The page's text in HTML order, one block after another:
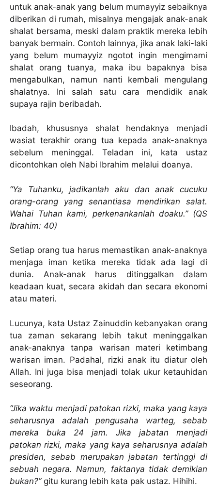
untuk anak-anak yang belum mumayyiz sebaiknya
diberikan di rumah, misalnya mengajak anak-anak
shalat bersama, meski dalam praktik mereka lebih
banyak bermain. Contoh lainnya, jika anak laki-laki
yang belum mumayyiz ngotot ingin mengimami
shalat orang tuanya, maka ibu bapaknya bisa
mengabulkan, namun nanti kembali mengulang
shalatnya. Ini salah satu cara mendidik anak
supaya rajin beribadah.
Ibadah, khususnya shalat hendaknya menjadi
wasiat terakhir orang tua kepada anak-anaknya
sebelum meninggal. Teladan ini, kata ustaz
dicontohkan oleh Nabi Ibrahim melalui doanya.
“Ya Tuhanku, jadikanlah aku dan anak cucuku
orang-orang yang senantiasa mendirikan salat.
Wahai Tuhan kami, perkenankanlah doaku.” (QS
Ibrahim: 40)
Setiap orang tua harus memastikan anak-anaknya
menjaga iman ketika mereka tidak ada lagi di
dunia. Anak-anak harus ditinggalkan dalam
keadaan kuat, secara akidah dan secara ekonomi
atau materi.
Lucunya, kata Ustaz Zainuddin kebanyakan orang
tua zaman sekarang lebih takut meninggalkan
anak-anaknya tanpa warisan materi ketimbang
warisan iman. Padahal, rizki anak itu diatur oleh
Allah. Ini juga bisa menjadi tolak ukur ketauhidan
seseorang.
“Jika waktu menjadi patokan rizki, maka yang kaya
seharusnya adalah pengusaha warteg, sebab
mereka buka 24 jam. Jika jabatan menjadi
patokan rizki, maka yang kaya seharusnya adalah
presiden, sebab merupakan jabatan tertinggi di
sebuah negara. Namun, faktanya tidak demikian
bukan?”gitu kurang lebih kata pak ustaz. Hihihi.